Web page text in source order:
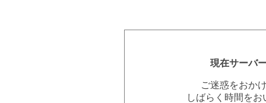
現在サーバ
ご迷惑をおか
しばらく時間を